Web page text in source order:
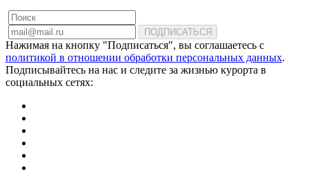
ПОДПИСАТЬСЯ
Нажимая на кнопку "Подписаться", вы соглашаетесь с
политикой в отношении обработки персональных данных.
Подписывайтесь на нас и следите за жизнью курорта в
социальных сетях: